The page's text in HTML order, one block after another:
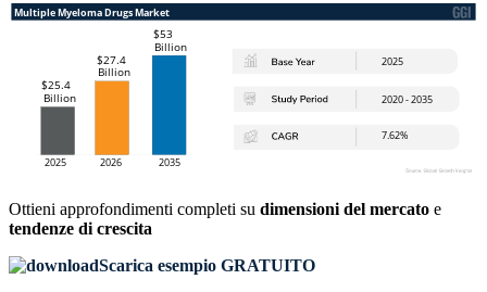
Ottieni approfondimenti completi su dimensioni del mercato e
tendenze di crescita
Scarica esempio GRATUITO